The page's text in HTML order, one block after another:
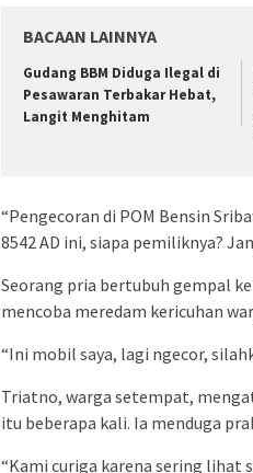
BACAAN LAINNYA
Gudang BBM Diduga Ilegal di
Pesawaran Terbakar Hebat,
Langit Menghitam
“Pengecoran di POM Bensin
8542 AD ini, siapa pemiliknya?
Seorang pria bertubuh gempal
mencoba meredam kericuhan
“Ini mobil saya, lagi ngecor,
Triatno, warga setempat,
itu beberapa kali. Ia menduga
“Kami curiga karena sering lihat